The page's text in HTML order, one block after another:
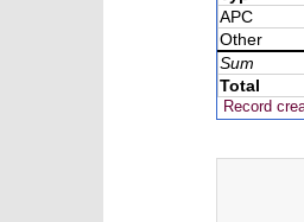
APC
Other
Sum
Total
Record